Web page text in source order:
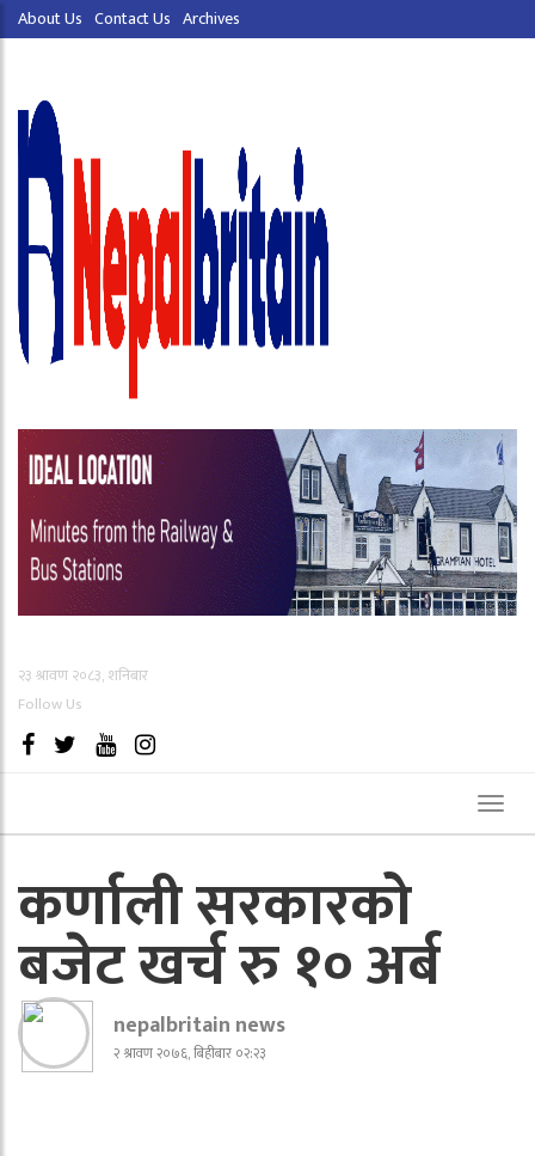
About Us Contact Us Archives
२३ श्रावण २०८३, शनिबार
Follow Us
कर्णाली सरकारको
बजेट खर्च रु १० अर्ब
nepalbritain news
२ श्रावण २०७६, बिहीबार ०२:२३